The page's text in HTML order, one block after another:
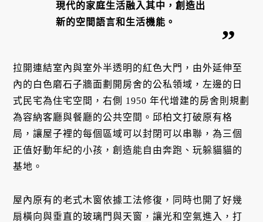
現代的家庭生活融入其中，創造出
新的空間語言和生活機能。
拉開連結室內與室外半透明的紅色大門，由外延伸至
內的白色磨石子牆面劃開房舍的公私領域，左邊的日
式民宅為住宅空間，右側 1950 年代增建的房舍則規劃
為容納客廳與餐廳的公共空間。邱柏文打破原有格
局，讓屋子裡的每個區域可以封閉可以串聯，為三個
正值好動年紀的小孩，創造能自由奔跑、玩躲貓貓的
基地。
屋內原有的老式木窗依據工法修復，同時也開了好幾
扇橫向與垂直的玻璃門與天窗，讓光和空氣進入，打